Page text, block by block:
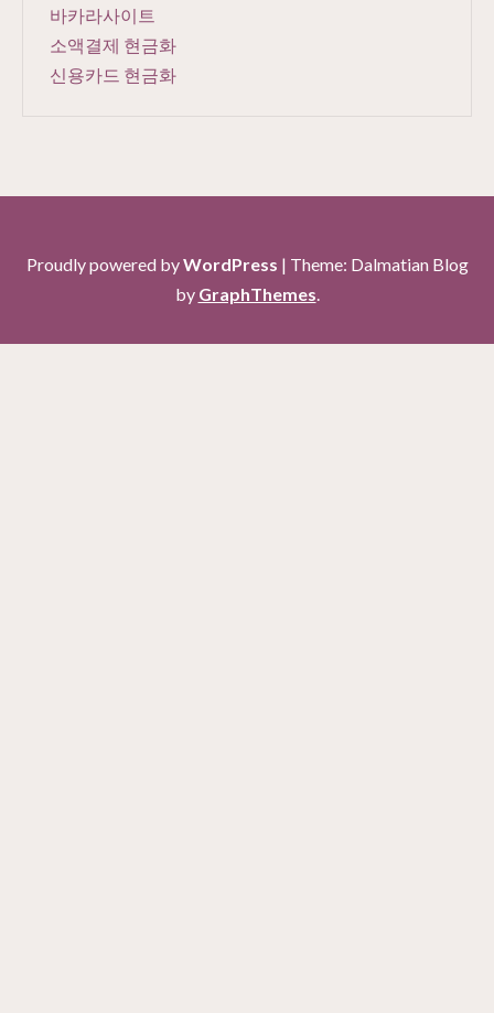
바카라사이트
소액결제 현금화
신용카드 현금화
Proudly powered byWordPress | Theme: Dalmatian Blog
by GraphThemes.